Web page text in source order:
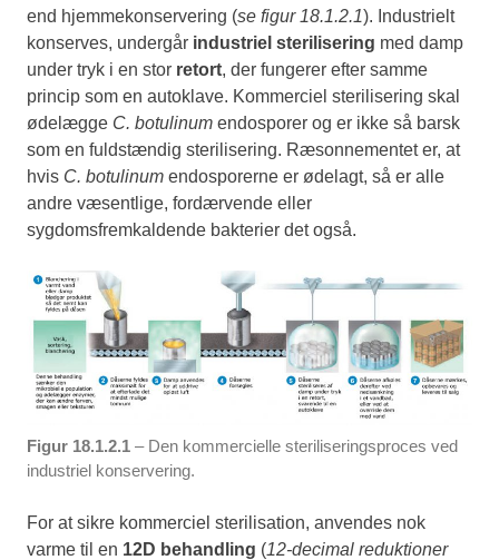
end hjemmekonservering (se figur 18.1.2.1). Industrielt
konserves, undergår industriel sterilisering med damp
under tryk i en stor retort, der fungerer efter samme
princip som en autoklave. Kommerciel sterilisering skal
ødelægge C. botulinum endosporer og er ikke så barsk
som en fuldstændig sterilisering. Ræsonnementet er, at
hvis C. botulinum endosporerne er ødelagt, så er alle
andre væsentlige, fordærvende eller
sygdomsfremkaldende bakterier det også.
Figur 18.1.2.1 – Den kommercielle steriliseringsproces ved
industriel konservering.
For at sikre kommerciel sterilisation, anvendes nok
varme til en 12D behandling (12-decimal reduktioner